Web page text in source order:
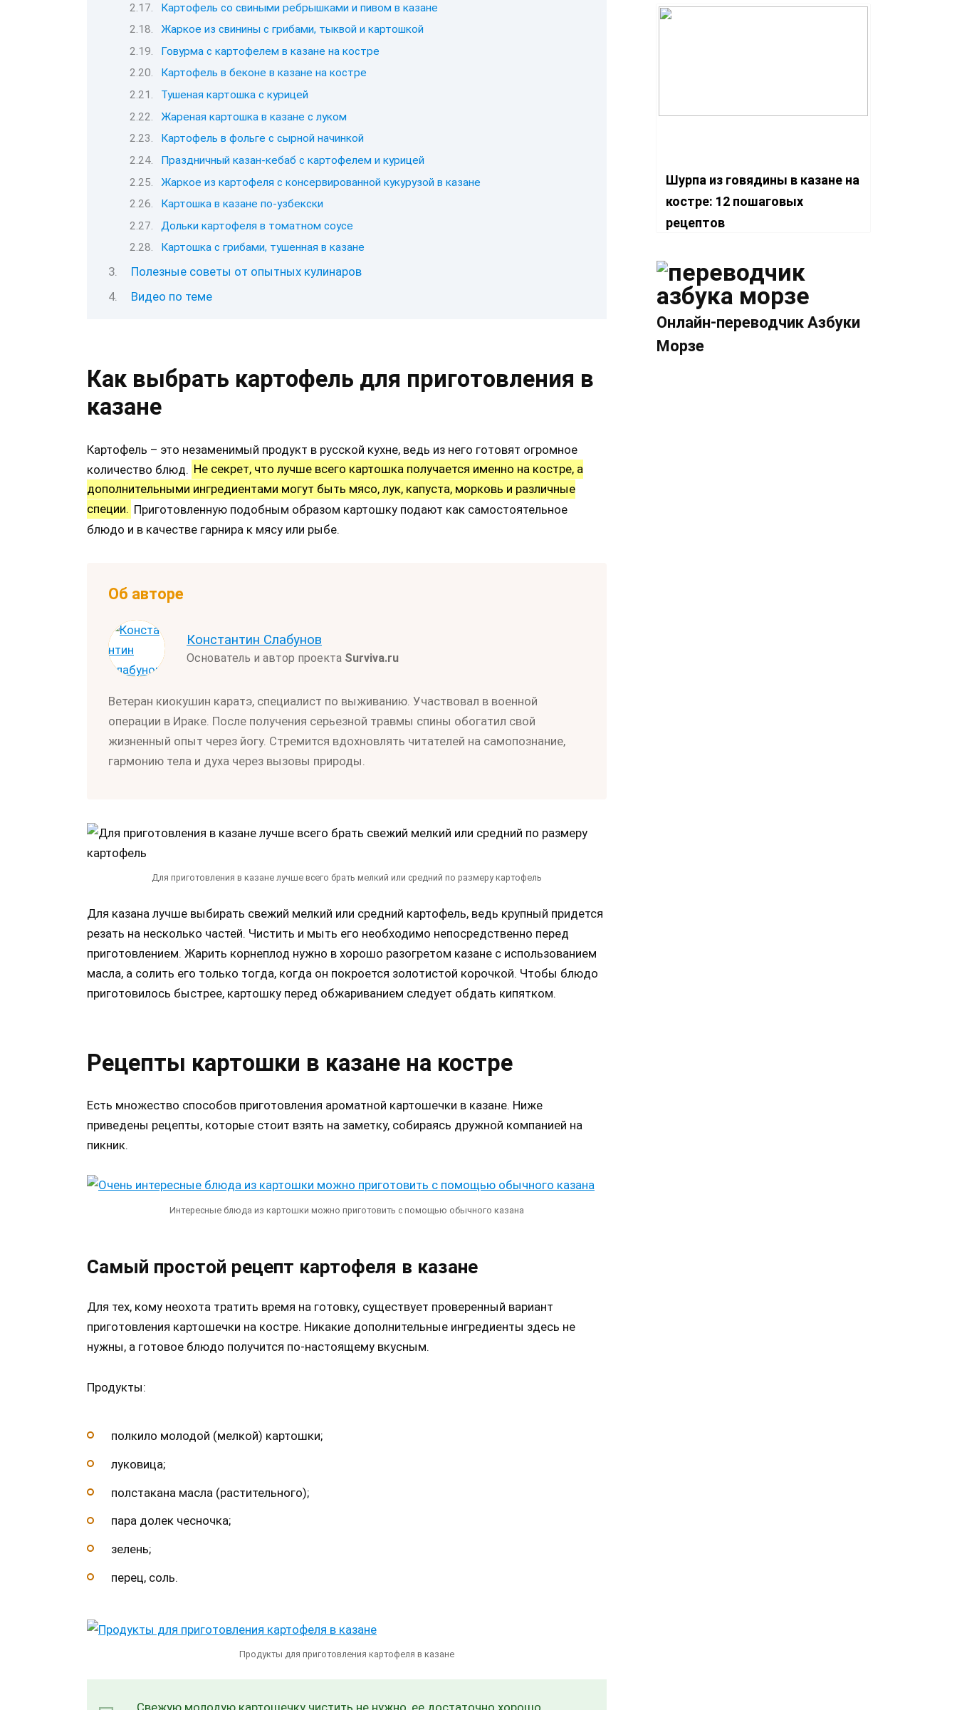
Картофель со свиными ребрышками и пивом в казане
Жаркое из свинины с грибами, тыквой и картошкой
Говурма с картофелем в казане на костре
Картофель в беконе в казане на костре
Тушеная картошка с курицей
Жареная картошка в казане с луком
Картофель в фольге с сырной начинкой
Праздничный казан-кебаб с картофелем и курицей
Жаркое из картофеля с консервированной кукурузой в казане
Картошка в казане по-узбекски
Дольки картофеля в томатном соусе
Картошка с грибами, тушенная в казане
Полезные советы от опытных кулинаров
Видео по теме
Как выбрать картофель для приготовления в
казане
Картофель – это незаменимый продукт в русской кухне, ведь из него готовят огромное
количество блюд. Не секрет, что лучше всего картошка получается именно на костре, а
дополнительными ингредиентами могут быть мясо, лук, капуста, морковь и различные
специи. Приготовленную подобным образом картошку подают как самостоятельное
блюдо и в качестве гарнира к мясу или рыбе.
Об авторе
Константин Слабунов
Основатель и автор проекта Surviva.ru
Ветеран киокушин каратэ, специалист по выживанию. Участвовал в военной
операции в Ираке. После получения серьезной травмы спины обогатил свой
жизненный опыт через йогу. Стремится вдохновлять читателей на самопознание,
гармонию тела и духа через вызовы природы.
Для приготовления в казане лучше всего брать мелкий или средний по размеру картофель
Для казана лучше выбирать свежий мелкий или средний картофель, ведь крупный придется
резать на несколько частей. Чистить и мыть его необходимо непосредственно перед
приготовлением. Жарить корнеплод нужно в хорошо разогретом казане с использованием
масла, а солить его только тогда, когда он покроется золотистой корочкой. Чтобы блюдо
приготовилось быстрее, картошку перед обжариванием следует обдать кипятком.
Рецепты картошки в казане на костре
Есть множество способов приготовления ароматной картошечки в казане. Ниже
приведены рецепты, которые стоит взять на заметку, собираясь дружной компанией на
пикник.
Интересные блюда из картошки можно приготовить с помощью обычного казана
Самый простой рецепт картофеля в казане
Для тех, кому неохота тратить время на готовку, существует проверенный вариант
приготовления картошечки на костре. Никакие дополнительные ингредиенты здесь не
нужны, а готовое блюдо получится по-настоящему вкусным.
Продукты:
полкило молодой (мелкой) картошки;
луковица;
полстакана масла (растительного);
пара долек чесночка;
зелень;
перец, соль.
Продукты для приготовления картофеля в казане
Шурпа из говядины в казане на
костре: 12 пошаговых
рецептов
Онлайн-переводчик Азбуки
Морзе